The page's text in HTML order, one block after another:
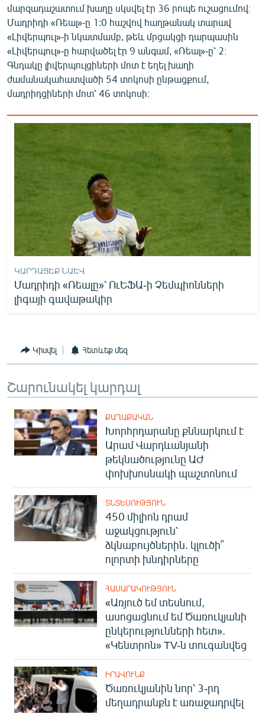
մարզադաշատում խաղը սկսվել էր 36 րոպե ուշացումով։
Մադրիդի «Ռեալ»-ը 1:0 հաշվով հաղթանակ տարավ
«Լիվերպուլ»-ի նկատմամբ, թեև մրցակցի դարպասին
«Լիվերպուլ»-ը հարվածել էր 9 անգամ, «Ռեալ»-ը՝ 2։
Գնդակը լիվերպուլցիների մոտ է եղել խաղի
ժամանակահատվածի 54 տոկոսի ընթացքում,
մադրիդցիների մոտ՝ 46 տոկոսի։
ԿԱՐԴԱՑԵՔ ՆԱԵՎ
Մադրիդի «Ռեալը»՝ ՈւԵՖԱ-ի Չեմպիոնների
լիգայի գավաթակիր
Կիսվել Հետևեք մեզ
Շարունակել կարդալ
ՔԱՂԱՔԱԿԱՆ
Խորհրդարանը քննարկում է
Արամ Վարդևանյանի
թեկնածությունը ԱԺ
փոխխոսնակի պաշտոնում
ՏՆՏԵՍՈՒԹՅՈՒՆ
450 միլիոն դրամ
աջակցություն՝
ձկնաբույծներին. կլուծի՞
ոլորտի խնդիրները
ՀԱՍԱՐԱԿՈՒԹՅՈՒՆ
«Առյուծ եմ տեսնում,
ասոցացնում եմ Ծառուկյանի
ընկերությունների հետ».
«Կենտրոն» TV-ն տուգանվեց
ԻՐԱՎՈՒՆՔ
Ծառուկյանին նոր՝ 3-րդ
մեղադրանքն է առաջադրվել